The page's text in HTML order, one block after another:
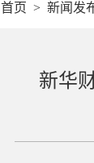
首页 > 新闻发
新华